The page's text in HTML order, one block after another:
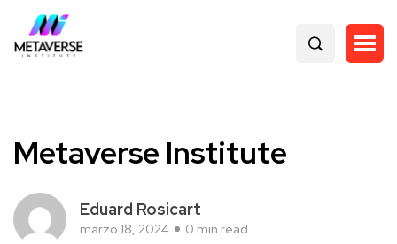
Metaverse Institute
Eduard Rosicart
marzo 18, 2024 0 min read